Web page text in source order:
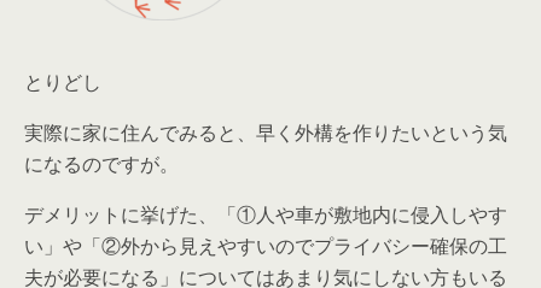
とりどし
実際に家に住んでみると、早く外構を作りたいという気
になるのですが。
デメリットに挙げた、「①人や車が敷地内に侵入しやす
い」や「②外から見えやすいのでプライバシー確保の工
夫が必要になる」についてはあまり気にしない方もいる